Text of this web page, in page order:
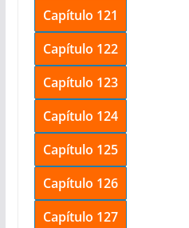
Capítulo 121
Capítulo 122
Capítulo 123
Capítulo 124
Capítulo 125
Capítulo 126
Capítulo 127